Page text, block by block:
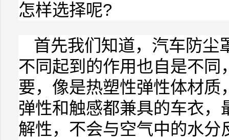
怎样选择呢?
首先我们知道，汽车防尘
不同起到的作用也自是不同
要，像是热塑性弹性体材
弹性和触感都兼具的车衣，
解性，不会与空气中的水